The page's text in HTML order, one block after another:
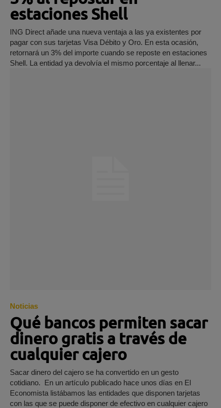
estaciones Shell
ING Direct añade una nueva ventaja a las ya existentes por
pagar con sus tarjetas Visa Débito y Oro. En esta ocasión,
retornará un 3% del importe cuando se reposte en estaciones
Shell. La entidad ya devolvía el mismo porcentaje al llenar...
Noticias
Qué bancos permiten sacar
dinero gratis a través de
cualquier cajero
Sacar dinero del cajero se ha convertido en un gesto
cotidiano. En un artículo publicado hace unos días en El
Economista listábamos las entidades que disponen tarjetas
con las que se puede disponer de efectivo en cualquier cajero